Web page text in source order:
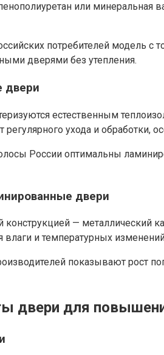
или минеральная
потребителей модель
дверями без утепления.
двери
естественным
регулярного ухода и
России оптимальны
двери
— металлический
влаги и температурных
показывают рост
двери для